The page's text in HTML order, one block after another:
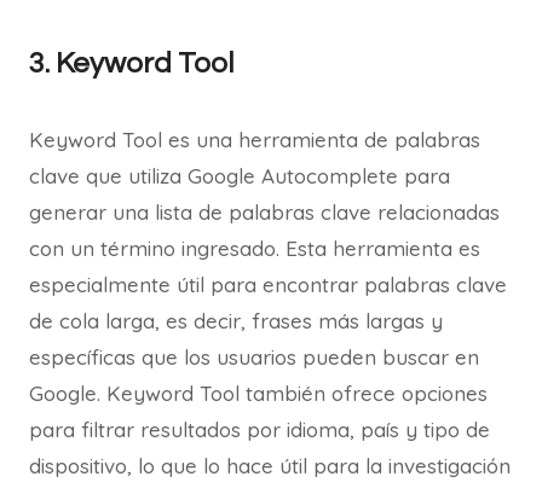
3. Keyword Tool
Keyword Tool es una herramienta de palabras
clave que utiliza Google Autocomplete para
generar una lista de palabras clave relacionadas
con un término ingresado. Esta herramienta es
especialmente útil para encontrar palabras clave
de cola larga, es decir, frases más largas y
específicas que los usuarios pueden buscar en
Google. Keyword Tool también ofrece opciones
para filtrar resultados por idioma, país y tipo de
dispositivo, lo que lo hace útil para la investigación